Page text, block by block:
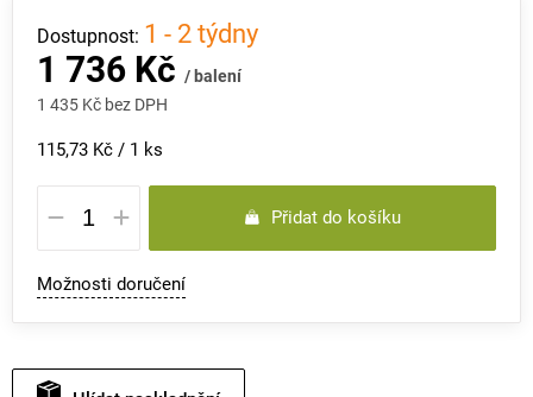
1 736 Kč / balení
1 435 Kč bez DPH
Měrná
cena:
115,73 Kč / 1 ks
1 - 2 týdny
Přidat do košíku
Možnosti doručení